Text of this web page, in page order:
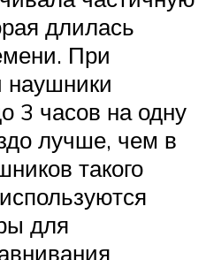
длилась
При
наушники
3 часов на одну
лучше, чем в
такого
для